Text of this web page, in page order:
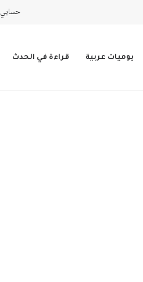
حسابي
يوميات عربية قراءة في الحدث